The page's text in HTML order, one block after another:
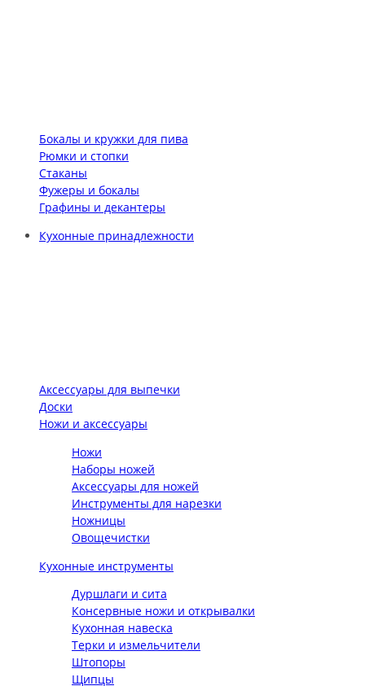
Бокалы и кружки для пива
Рюмки и стопки
Стаканы
Фужеры и бокалы
Графины и декантеры
Кухонные принадлежности
Аксессуары для выпечки
Доски
Ножи и аксессуары
Ножи
Наборы ножей
Аксессуары для ножей
Инструменты для нарезки
Ножницы
Овощечистки
Кухонные инструменты
Дуршлаги и сита
Консервные ножи и открывалки
Кухонная навеска
Терки и измельчители
Штопоры
Щипцы